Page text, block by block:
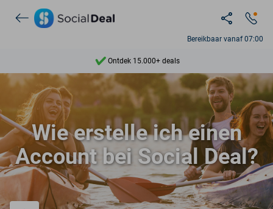
Bereikbaar vanaf 07:00
Ontdek 15.000+ deals
7 dagen per week beschikbaar
10+ miljoen leden
9,4
Ontdek 15.000+ deals
Wie erstelle ich einen
Account bei Social Deal?